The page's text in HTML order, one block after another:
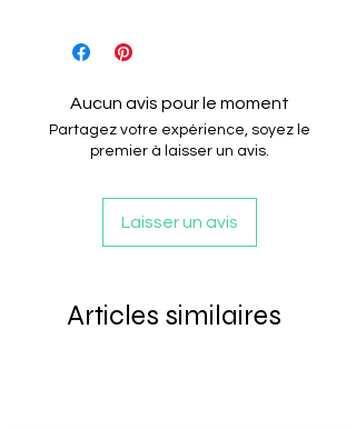
Aucun avis pour le moment
Partagez votre expérience, soyez le
premier à laisser un avis.
Laisser un avis
Articles similaires